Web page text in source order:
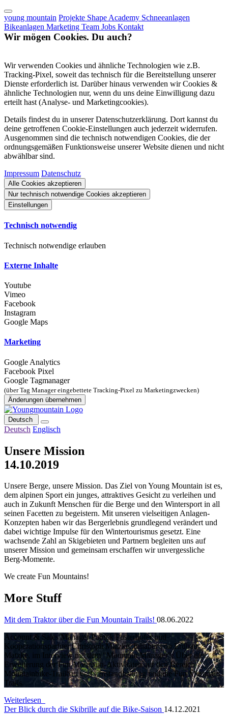
young mountain Projekte Shape Academy Schneeanlagen
Bikeanlagen Marketing Team Jobs Kontakt
Wir mögen Cookies. Du auch?
Wir verwenden Cookies und ähnliche Technologien wie z.B.
Tracking-Pixel, soweit das technisch für die Bereitstellung unserer
Dienste erforderlich ist. Darüber hinaus verwenden wir Cookies &
ähnliche Technologien nur, wenn du uns deine Einwilligung dazu
erteilt hast (Analyse- und Marketingcookies).
Details findest du in unserer Datenschutzerklärung. Dort kannst du
deine getroffenen Cookie-Einstellungen auch jederzeit widerrufen.
Ausgenommen sind die technisch notwendigen Cookies, die der
ordnungsgemäßen Funktionsweise unserer Website dienen und nicht
abwählbar sind.
Impressum Datenschutz
Alle Cookies akzeptieren
Nur technisch notwendige Cookies akzeptieren
Einstellungen
Technisch notwendig
Technisch notwendige erlauben
Externe Inhalte
Youtube
Vimeo
Facebook
Instagram
Google Maps
Marketing
Google Analytics
Facebook Pixel
Google Tagmanager
(über Tag Manager eingebettete Tracking-Pixel zu Marketingzwecken)
Änderungen übernehmen
Deutsch
Deutsch Englisch
Unsere Mission
14.10.2019
Unsere Berge, unsere Mission. Das Ziel von Young Mountain ist es,
dem alpinen Sport ein junges, attraktives Gesicht zu verleihen und
auch in Zukunft Menschen für die Berge und den Wintersport in all
seinen Facetten zu begeistern. Mit unseren vielseitigen Anlagen-
Konzepten haben wir das Bergerlebnis grundlegend verändert und
dabei wichtige Impulse für den Wintertourismus gesetzt. Eine
wachsende Zahl an Skigebieten und Partnern begleiten uns auf
unserer Mission und gemeinsam erschaffen wir unvergessliche
Berg-Momente.
We create Fun Mountains!
More Stuff
Mit dem Traktor über die Fun Mountain Trails! 08.06.2022
Account & Sales Manager Patrick Pusterhofer und
Kooperationspartner Christoph Matzke, Inhaber von Erdbau
Matzke, im Interview mit dem "Mountain Manager": Über die
Erweiterung der Fun Mountain-Aktivitäten auf den Bereich
Mountainbike-Trailbau und - Instandhaltung und die Fun Mountain
Trails.
Weiterlesen
Der Blick durch die Skibrille auf die Bike-Saison 14.12.2021